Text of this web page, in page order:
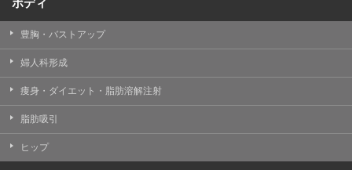
豊胸・バストアップ
婦人科形成
痩身・ダイエット・脂肪溶解注射
脂肪吸引
ヒップ